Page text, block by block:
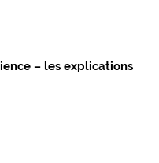
– les explications